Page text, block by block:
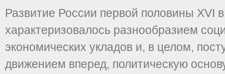
Развитие России первой половины ХVI
характеризовалось разнообразием
экономических укладов и, в целом,
движением вперед, политическую